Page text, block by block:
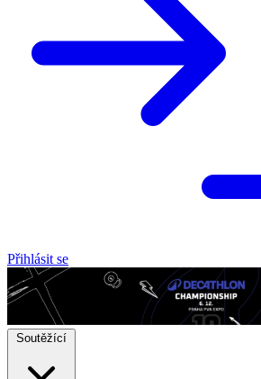
Přihlásit se
Soutěžící